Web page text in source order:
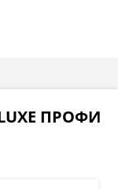
ПРОФИ